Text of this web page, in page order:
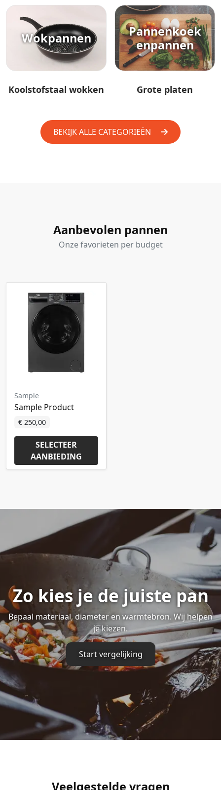
Wokpannen
Koolstofstaal wokken
Pannenkoek
enpannen
Grote platen
BEKIJK ALLE CATEGORIEËN
Aanbevolen pannen
Onze favorieten per budget
Sample
Sample Product
€ 250,00
SELECTEER
AANBIEDING
Zo kies je de juiste pan
Bepaal materiaal, diameter en warmtebron. Wij helpen
je kiezen.
Start vergelijking
Veelgestelde vragen